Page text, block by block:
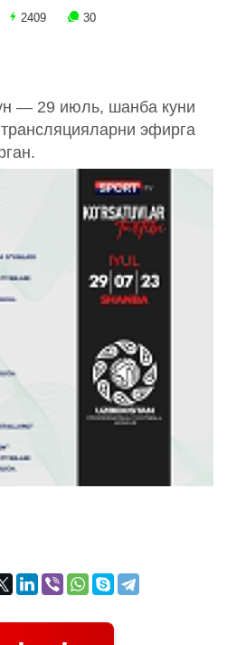
2409 30
— 29 июль, шанба куни
трансляцияларни эфирга